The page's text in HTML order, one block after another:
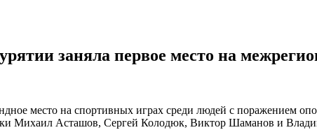
заняла первое место на
место на спортивных играх среди людей с поражением
Михаил Асташов, Сергей Колодюк, Виктор Шаманов и